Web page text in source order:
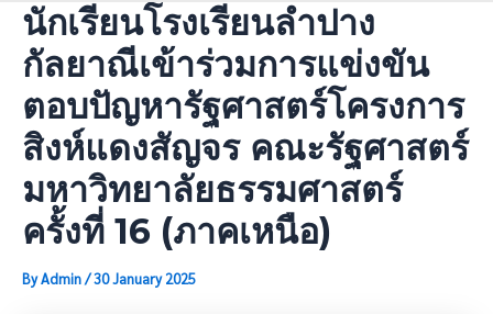
นักเรียนโรงเรียนลำปาง
กัลยาณีเข้าร่วมการแข่งขัน
ตอบปัญหารัฐศาสตร์โครงการ
สิงห์แดงสัญจร คณะรัฐศาสตร์
มหาวิทยาลัยธรรมศาสตร์
ครั้งที่ 16 (ภาคเหนือ)
ByAdmin/30 January 2025